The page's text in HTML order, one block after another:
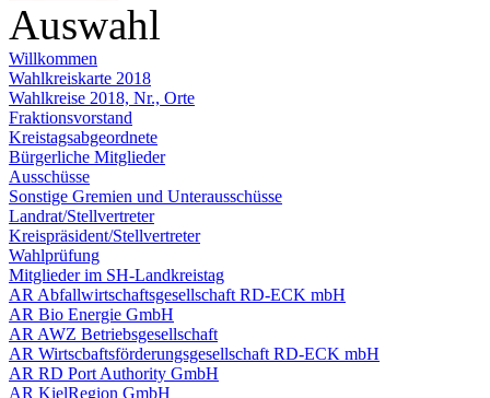
Auswahl
Willkommen
Wahlkreiskarte 2018
Wahlkreise 2018, Nr., Orte
Fraktionsvorstand
Kreistagsabgeordnete
Bürgerliche Mitglieder
Ausschüsse
Sonstige Gremien und Unterausschüsse
Landrat/Stellvertreter
Kreispräsident/Stellvertreter
Wahlprüfung
Mitglieder im SH-Landkreistag
AR Abfallwirtschaftsgesellschaft RD-ECK mbH
AR Bio Energie GmbH
AR AWZ Betriebsgesellschaft
AR Wirtscbaftsförderungsgesellschaft RD-ECK mbH
AR RD Port Authority GmbH
AR KielRegion GmbH